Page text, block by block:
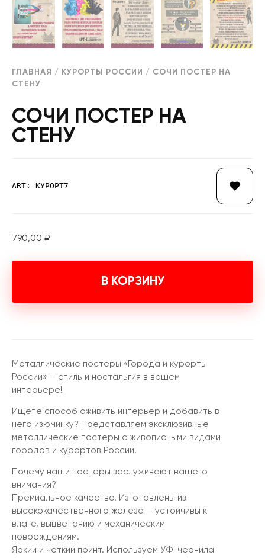
ГЛАВНАЯ / КУРОРТЫ РОССИИ / СОЧИ ПОСТЕР НА
СТЕНУ
СОЧИ ПОСТЕР НА
СТЕНУ
ART: КУРОРТ7
790,00 ₽
В КОРЗИНУ
Металлические постеры «Города и курорты
России» — стиль и ностальгия в вашем
интерьере!
Ищете способ оживить интерьер и добавить в
него изюминку? Представляем эксклюзивные
металлические постеры с живописными видами
городов и курортов России.
Почему наши постеры заслуживают вашего
внимания?
Премиальное качество. Изготовлены из
высококачественного железа — устойчивы к
влаге, выцветанию и механическим
повреждениям.
Яркий и чёткий принт. Используем УФ-чернила